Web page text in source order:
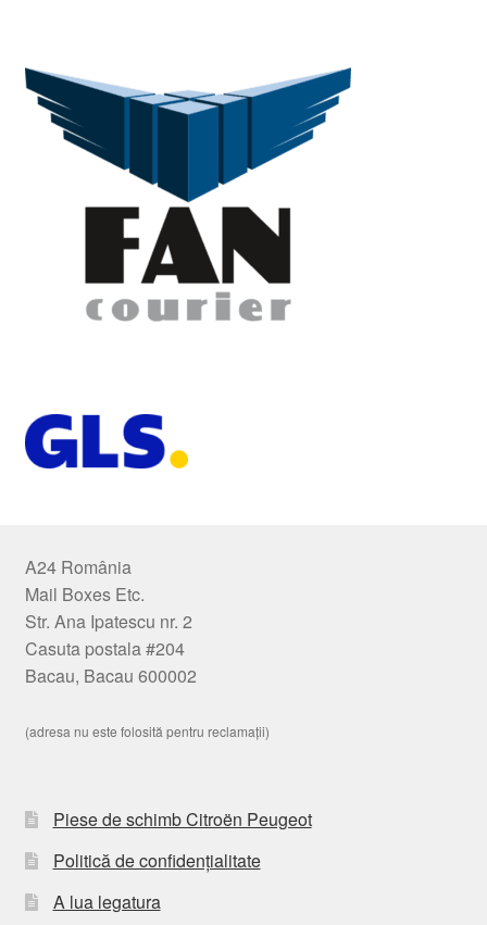
A24 România
Mail Boxes Etc.
Str. Ana Ipatescu nr. 2
Casuta postala #204
Bacau, Bacau 600002
(adresa nu este folosită pentru reclamații)
Piese de schimb Citroën Peugeot
Politică de confidențialitate
A lua legatura